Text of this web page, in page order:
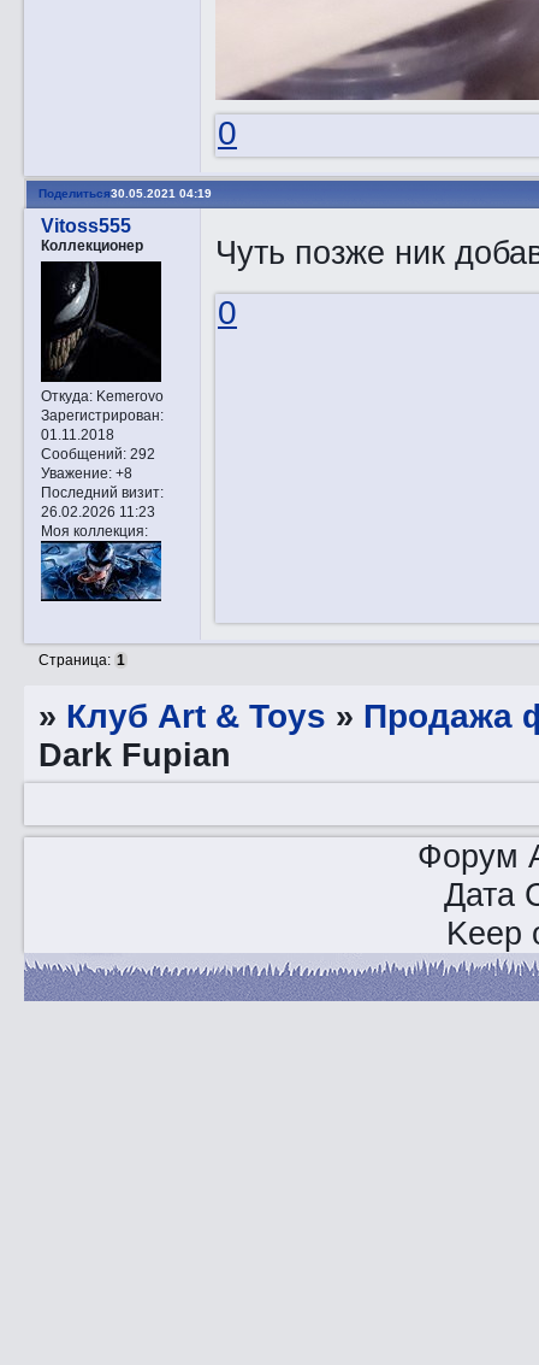
0
Поделиться30.05.2021 04:19
Vitoss555
Коллекционер
Откуда:Kemerovo
Зарегистрирован:
01.11.2018
Сообщений:292
Уважение: +8
Последний визит:
26.02.2026 11:23
Моя коллекция:
Чуть позже ник
0
Страница: 1
» Клуб Art & Toys » Продажа
Dark Fupian
Форум
Дата
Keep